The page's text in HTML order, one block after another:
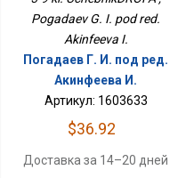
Pogadaev G. I. pod red.
Akinfeeva I.
Погадаев Г. И. под ред.
Акинфеева И.
Артикул: 1603633
$36.92
Доставка за 14–20 дней